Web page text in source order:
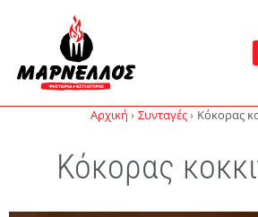
Skip navigation
Αρχική Συνταγές Κόκορας
Κόκορας